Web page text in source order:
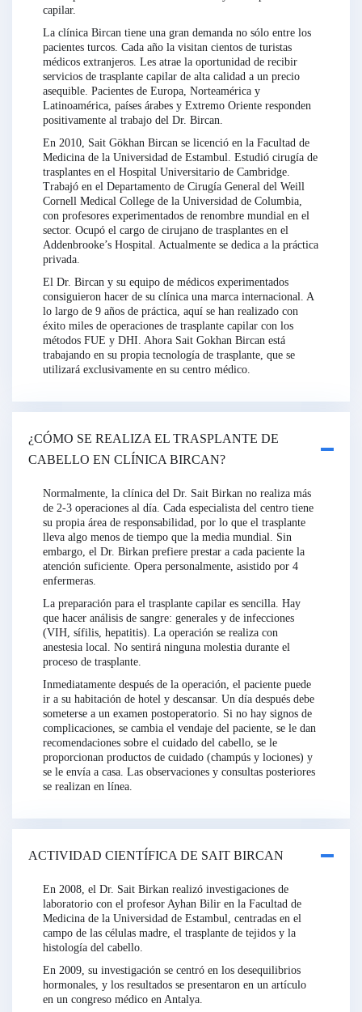
capilar.
La clínica Bircan tiene una gran demanda no sólo entre los
pacientes turcos. Cada año la visitan cientos de turistas
médicos extranjeros. Les atrae la oportunidad de recibir
servicios de trasplante capilar de alta calidad a un precio
asequible. Pacientes de Europa, Norteamérica y
Latinoamérica, países árabes y Extremo Oriente responden
positivamente al trabajo del Dr. Bircan.
En 2010, Sait Gökhan Bircan se licenció en la Facultad de
Medicina de la Universidad de Estambul. Estudió cirugía de
trasplantes en el Hospital Universitario de Cambridge.
Trabajó en el Departamento de Cirugía General del Weill
Cornell Medical College de la Universidad de Columbia,
con profesores experimentados de renombre mundial en el
sector. Ocupó el cargo de cirujano de trasplantes en el
Addenbrooke’s Hospital. Actualmente se dedica a la práctica
privada.
El Dr. Bircan y su equipo de médicos experimentados
consiguieron hacer de su clínica una marca internacional. A
lo largo de 9 años de práctica, aquí se han realizado con
éxito miles de operaciones de trasplante capilar con los
métodos FUE y DHI. Ahora Sait Gokhan Bircan está
trabajando en su propia tecnología de trasplante, que se
utilizará exclusivamente en su centro médico.
¿CÓMO SE REALIZA EL TRASPLANTE DE
CABELLO EN CLÍNICA BIRCAN?
Normalmente, la clínica del Dr. Sait Birkan no realiza más
de 2-3 operaciones al día. Cada especialista del centro tiene
su propia área de responsabilidad, por lo que el trasplante
lleva algo menos de tiempo que la media mundial. Sin
embargo, el Dr. Birkan prefiere prestar a cada paciente la
atención suficiente. Opera personalmente, asistido por 4
enfermeras.
La preparación para el trasplante capilar es sencilla. Hay
que hacer análisis de sangre: generales y de infecciones
(VIH, sífilis, hepatitis). La operación se realiza con
anestesia local. No sentirá ninguna molestia durante el
proceso de trasplante.
Inmediatamente después de la operación, el paciente puede
ir a su habitación de hotel y descansar. Un día después debe
someterse a un examen postoperatorio. Si no hay signos de
complicaciones, se cambia el vendaje del paciente, se le dan
recomendaciones sobre el cuidado del cabello, se le
proporcionan productos de cuidado (champús y lociones) y
se le envía a casa. Las observaciones y consultas posteriores
se realizan en línea.
ACTIVIDAD CIENTÍFICA DE SAIT BIRCAN
En 2008, el Dr. Sait Birkan realizó investigaciones de
laboratorio con el profesor Ayhan Bilir en la Facultad de
Medicina de la Universidad de Estambul, centradas en el
campo de las células madre, el trasplante de tejidos y la
histología del cabello.
En 2009, su investigación se centró en los desequilibrios
hormonales, y los resultados se presentaron en un artículo
en un congreso médico en Antalya.